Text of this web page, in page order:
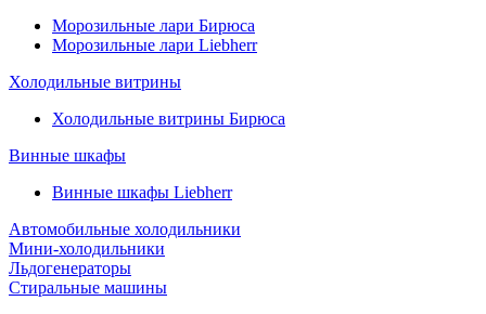
Морозильные лари Бирюса
Морозильные лари Liebherr
Холодильные витрины
Холодильные витрины Бирюса
Винные шкафы
Винные шкафы Liebherr
Автомобильные холодильники
Мини-холодильники
Льдогенераторы
Стиральные машины